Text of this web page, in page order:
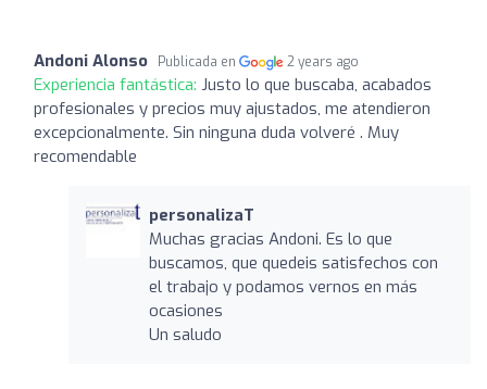
Andoni Alonso Publicada en 2 years ago
Experiencia fantástica: Justo lo que buscaba, acabados
profesionales y precios muy ajustados, me atendieron
excepcionalmente. Sin ninguna duda volveré . Muy
recomendable
personalizaT
Muchas gracias Andoni. Es lo que
buscamos, que quedeis satisfechos con
el trabajo y podamos vernos en más
ocasiones
Un saludo